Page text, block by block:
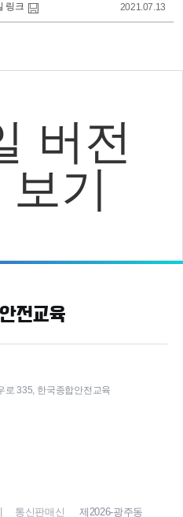
링크 2021.07.13
버전
기
전교육
로 335, 한국종합안전교육
신판매신
제2026-광주동